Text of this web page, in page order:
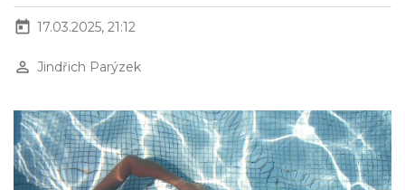
today 17.03.2025, 21:12
perm_identity Jindřich Parýzek